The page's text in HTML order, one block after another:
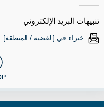
تنبيهات البريد الإلكتروني
خبراء في [القضية / المنطقة]